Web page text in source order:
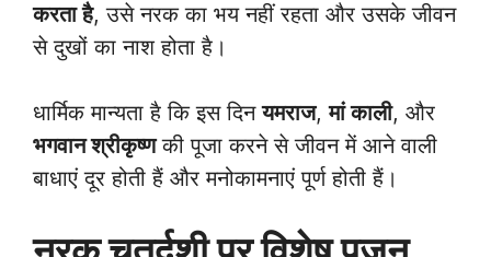
करता है, उसे नरक का भय नहीं रहता और उसके जीवन
से दुखों का नाश होता है।
धार्मिक मान्यता है कि इस दिनयमराज,मां काली, और
भगवान श्रीकृष्णकी पूजा करने से जीवन में आने वाली
बाधाएं दूर होती हैं और मनोकामनाएं पूर्ण होती हैं।